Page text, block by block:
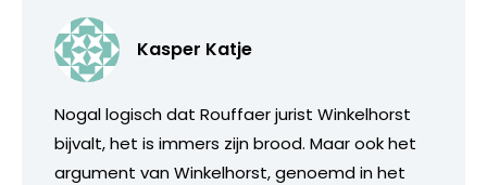
Kasper Katje
Nogal logisch dat Rouffaer jurist Winkelhorst
bijvalt, het is immers zijn brood. Maar ook het
argument van Winkelhorst, genoemd in het